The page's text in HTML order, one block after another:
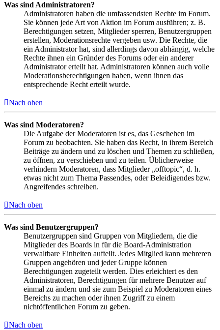
Was sind Administratoren?
Administratoren haben die umfassendsten Rechte im Forum.
Sie können jede Art von Aktion im Forum ausführen; z. B.
Berechtigungen setzen, Mitglieder sperren, Benutzergruppen
erstellen, Moderationsrechte vergeben usw. Die Rechte, die
ein Administrator hat, sind allerdings davon abhängig, welche
Rechte ihnen ein Gründer des Forums oder ein anderer
Administrator erteilt hat. Administratoren können auch volle
Moderationsberechtigungen haben, wenn ihnen das
entsprechende Recht erteilt wurde.
Nach oben
Was sind Moderatoren?
Die Aufgabe der Moderatoren ist es, das Geschehen im
Forum zu beobachten. Sie haben das Recht, in ihrem Bereich
Beiträge zu ändern und zu löschen und Themen zu schließen,
zu öffnen, zu verschieben und zu teilen. Üblicherweise
verhindern Moderatoren, dass Mitglieder „offtopic“, d. h.
etwas nicht zum Thema Passendes, oder Beleidigendes bzw.
Angreifendes schreiben.
Nach oben
Was sind Benutzergruppen?
Benutzergruppen sind Gruppen von Mitgliedern, die die
Mitglieder des Boards in für die Board-Administration
verwaltbare Einheiten aufteilt. Jedes Mitglied kann mehreren
Gruppen angehören und jeder Gruppe können
Berechtigungen zugeteilt werden. Dies erleichtert es den
Administratoren, Berechtigungen für mehrere Benutzer auf
einmal zu ändern und sie zum Beispiel zu Moderatoren eines
Bereichs zu machen oder ihnen Zugriff zu einem
nichtöffentlichen Forum zu geben.
Nach oben